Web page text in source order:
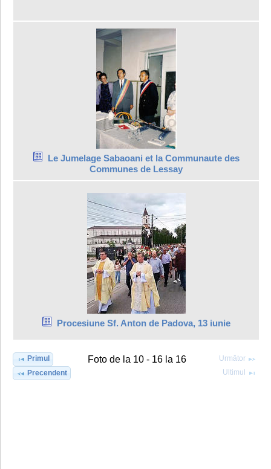
Le Jumelage Sabaoani et la Communaute des
Communes de Lessay
Procesiune Sf. Anton de Padova, 13 iunie
Primul
Precendent
Foto de la 10 - 16 la 16
Următor
Ultimul